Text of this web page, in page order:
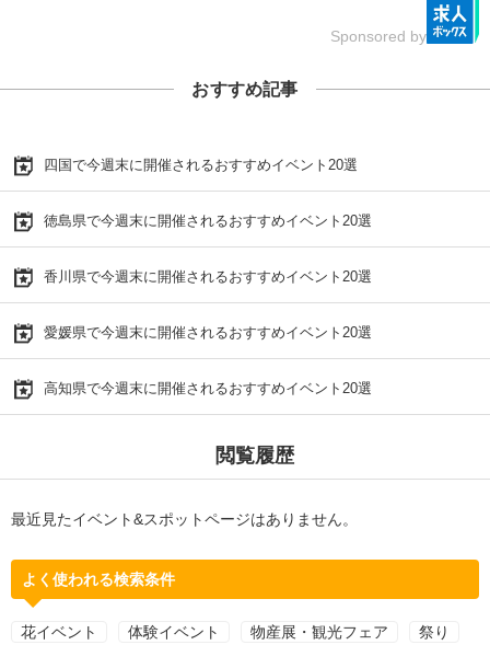
Sponsored by
おすすめ記事
四国で今週末に開催されるおすすめイベント20選
徳島県で今週末に開催されるおすすめイベント20選
香川県で今週末に開催されるおすすめイベント20選
愛媛県で今週末に開催されるおすすめイベント20選
高知県で今週末に開催されるおすすめイベント20選
閲覧履歴
最近見たイベント&スポットページはありません。
よく使われる検索条件
花イベント 体験イベント 物産展・観光フェア 祭り